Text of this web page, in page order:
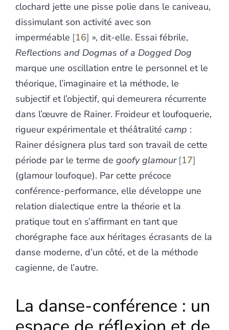
clochard jette une pisse polie dans le caniveau,
dissimulant son activité avec son
imperméable 16 », dit-elle. Essai fébrile,
Reflections and Dogmas of a Dogged Dog
marque une oscillation entre le personnel et le
théorique, l’imaginaire et la méthode, le
subjectif et l’objectif, qui demeurera récurrente
dans l’œuvre de Rainer. Froideur et loufoquerie,
rigueur expérimentale et théâtralité camp :
Rainer désignera plus tard son travail de cette
période par le terme de goofy glamour 17
(glamour loufoque). Par cette précoce
conférence-performance, elle développe une
relation dialectique entre la théorie et la
pratique tout en s’affirmant en tant que
chorégraphe face aux héritages écrasants de la
danse moderne, d’un côté, et de la méthode
cagienne, de l’autre.
La danse-conférence : un